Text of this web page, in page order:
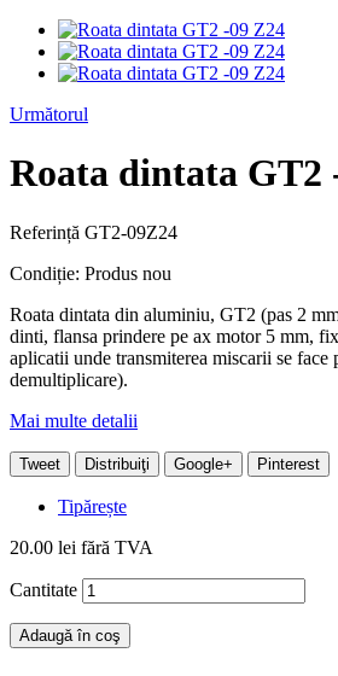
Următorul
Roata dintata GT2
Referință GT2-09Z24
Condiție: Produs nou
Roata dintata din aluminiu, GT2 (pas 2
dinti, flansa prindere pe ax motor 5 mm,
aplicatii unde transmiterea miscarii se face
demultiplicare).
Mai multe detalii
Tweet Distribuiţi Google+ Pinterest
Tipărește
20.00 lei fără TVA
Cantitate
Adaugă în coş